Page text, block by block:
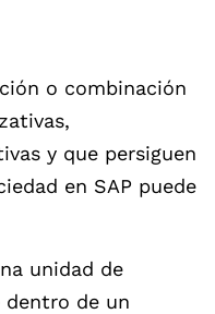
o combinación
y que persiguen
en SAP puede
unidad de
de un